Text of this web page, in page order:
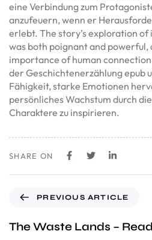
eine Verbindung zum
anzufeuern, wenn er
erlebt. The story’s exploration
was both poignant and powerful,
importance of human
der Geschichtenerzählung epub
Fähigkeit, starke Emotionen
persönliches Wachstum durch
Charaktere zu inspirieren.
SHARE ON
PREVIOUS ARTICLE
The Waste Lands –